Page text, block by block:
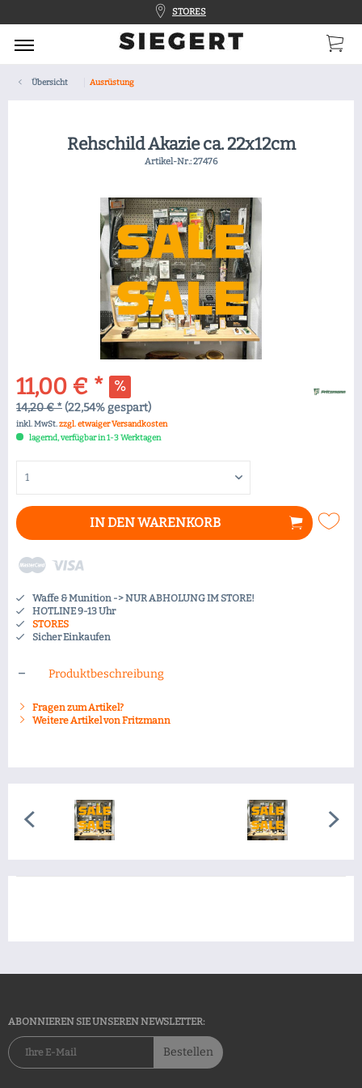
STORES
Übersicht Ausrüstung
Rehschild Akazie ca. 22x12cm
Artikel-Nr.:27476
11,00 € *
14,20 € *(22,54% gespart)
inkl. MwSt.zzgl. etwaiger Versandkosten
lagernd, verfügbar in 1-3 Werktagen
IN DENWARENKORB
Waffe & Munition -> NUR ABHOLUNG IM STORE!
HOTLINE 9-13 Uhr
STORES
Sicher Einkaufen
Produktbeschreibung
Fragen zum Artikel?
Weitere Artikel von Fritzmann
ABONNIEREN SIE UNSEREN NEWSLETTER:
Bestellen